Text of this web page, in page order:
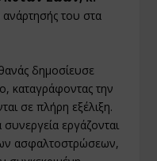
του στα
δημοσίευσε
καταγράφοντας την
σε πλήρη εξέλιξη.
εργάζονται
ασφαλτοστρώσεων,